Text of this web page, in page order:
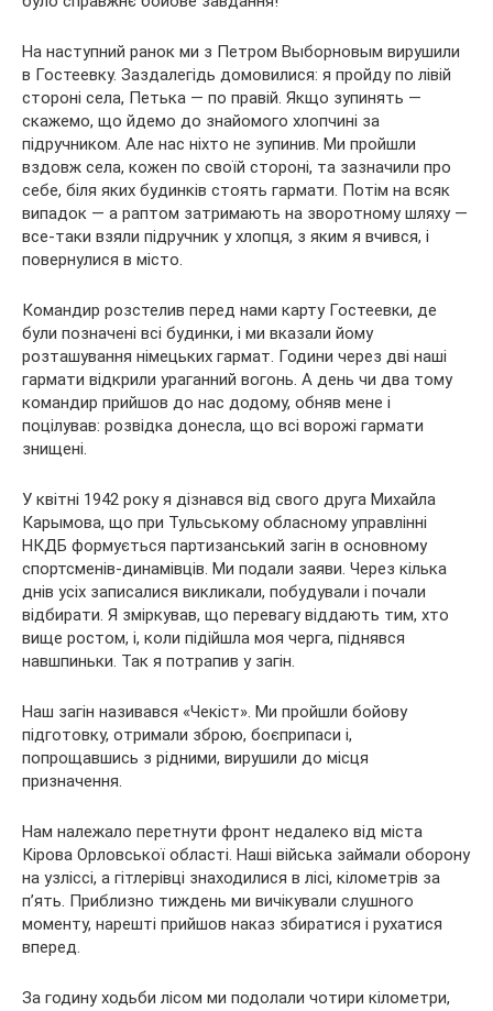
На наступний ранок ми з Петром Выборновым вирушили
в Гостеевку. Заздалегідь домовилися: я пройду по лівій
стороні села, Петька — по правій. Якщо зупинять —
скажемо, що йдемо до знайомого хлопчині за
підручником. Але нас ніхто не зупинив. Ми пройшли
вздовж села, кожен по своїй стороні, та зазначили про
себе, біля яких будинків стоять гармати. Потім на всяк
випадок — а раптом затримають на зворотному шляху —
все-таки взяли підручник у хлопця, з яким я вчився, і
повернулися в місто.
Командир розстелив перед нами карту Гостеевки, де
були позначені всі будинки, і ми вказали йому
розташування німецьких гармат. Години через дві наші
гармати відкрили ураганний вогонь. А день чи два тому
командир прийшов до нас додому, обняв мене і
поцілував: розвідка донесла, що всі ворожі гармати
знищені.
У квітні 1942 року я дізнався від свого друга Михайла
Карымова, що при Тульському обласному управлінні
НКДБ формується партизанський загін в основному
спортсменів-динамівців. Ми подали заяви. Через кілька
днів усіх записалися викликали, побудували і почали
відбирати. Я зміркував, що перевагу віддають тим, хто
вище ростом, і, коли підійшла моя черга, піднявся
навшпиньки. Так я потрапив у загін.
Наш загін називався «Чекіст». Ми пройшли бойову
підготовку, отримали зброю, боєприпаси і,
попрощавшись з рідними, вирушили до місця
призначення.
Нам належало перетнути фронт недалеко від міста
Кірова Орловської області. Наші війська займали оборону
на узліссі, а гітлерівці знаходилися в лісі, кілометрів за
п’ять. Приблизно тиждень ми вичікували слушного
моменту, нарешті прийшов наказ збиратися і рухатися
вперед.
За годину ходьби лісом ми подолали чотири кілометри,